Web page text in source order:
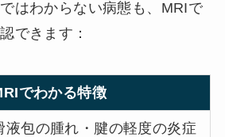
はわからない病態も、MRIで
できます：
でわかる特徴
液包の腫れ・腱の軽度の炎症